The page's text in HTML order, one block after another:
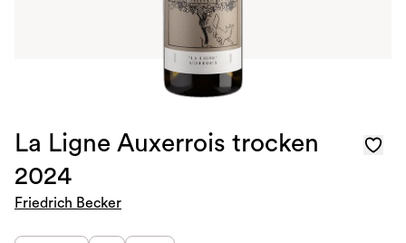
La Ligne Auxerrois trocken
2024
Friedrich Becker